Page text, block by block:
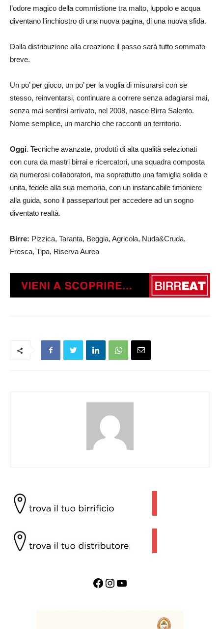
l’odore magico della commistione tra malto, luppolo e acqua
diventano l’inchiostro di una nuova pagina, di una nuova sfida.
Dalla distribuzione alla creazione il passo sarà tutto sommato
breve.
Un po’ per gioco, un po’ per la voglia di misurarsi con se
stesso, reinventarsi, continuare a correre senza adagiarsi mai,
senza mai sentirsi arrivato, nel 2008, nasce Birra Salento.
Nome semplice, un marchio che racconti un territorio.
Oggi. Tecniche avanzate, prodotti di alta qualità selezionati
con cura da mastri birrai e ricercatori, una squadra composta
da numerosi collaboratori, ma soprattutto una famiglia solida e
unita, fedele alla sua memoria, con un instancabile timoniere
alla guida, sono il passepartout per accedere ad un sogno
diventato realtà.
Birre: Pizzica, Taranta, Beggia, Agricola, Nuda&Cruda,
Fresca, Tipa, Riserva Aurea
Facebook InstagramYouTube